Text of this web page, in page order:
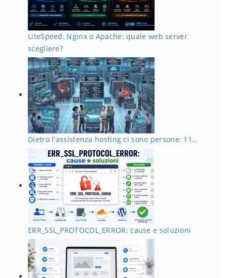
LiteSpeed, Nginx o Apache: quale web server
scegliere?
Dietro l'assistenza hosting ci sono persone: 11…
ERR_SSL_PROTOCOL_ERROR: cause e soluzioni